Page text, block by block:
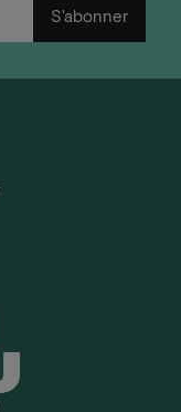
S'abonner